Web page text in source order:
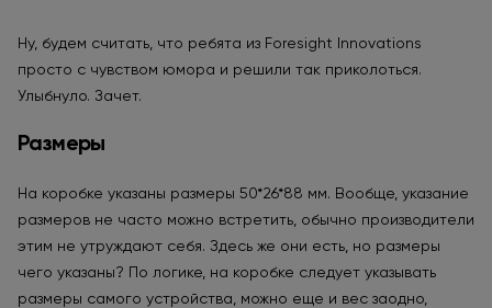
Ну, будем считать, что ребята из Foresight Innovations
просто с чувством юмора и решили так приколоться.
Улыбнуло. Зачет.
Размеры
На коробке указаны размеры 50*26*88 мм. Вообще, указание
размеров не часто можно встретить, обычно производители
этим не утруждают себя. Здесь же они есть, но размеры
чего указаны? По логике, на коробке следует указывать
размеры самого устройства, можно еще и вес заодно,